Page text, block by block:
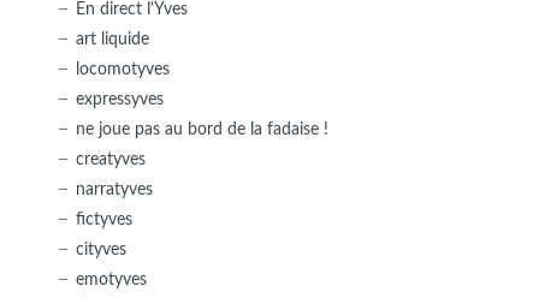
En direct l'Yves
art liquide
locomotyves
expressyves
ne joue pas au bord de la fadaise !
creatyves
narratyves
fictyves
cityves
emotyves